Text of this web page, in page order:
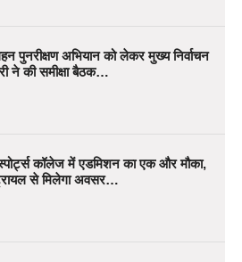
पुनरीक्षण अभियान को लेकर मुख्य निर्वाचन
ने की समीक्षा बैठक…
कॉलेज में एडमिशन का एक और मौका,
से मिलेगा अवसर…